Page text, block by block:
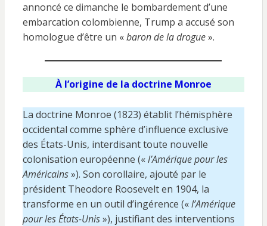
annoncé ce dimanche le bombardement d’une
embarcation colombienne, Trump a accusé son
homologue d’être un «baron de la drogue».
À l’origine de la doctrine Monroe
La doctrine Monroe (1823) établit l’hémisphère
occidental comme sphère d’influence exclusive
des États-Unis, interdisant toute nouvelle
colonisation européenne («l’Amérique pour les
Américains»). Son corollaire, ajouté par le
président Theodore Roosevelt en 1904, la
transforme en un outil d’ingérence («l’Amérique
pour les États-Unis»), justifiant des interventions